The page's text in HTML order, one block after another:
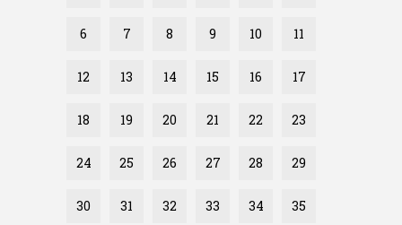
6 7 8 9 10 11
12 13 14 15 16 17
18 19 20 21 22 23
24 25 26 27 28 29
30 31 32 33 34 35